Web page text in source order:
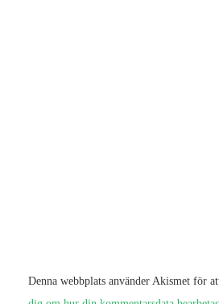
Denna webbplats använder Akismet för